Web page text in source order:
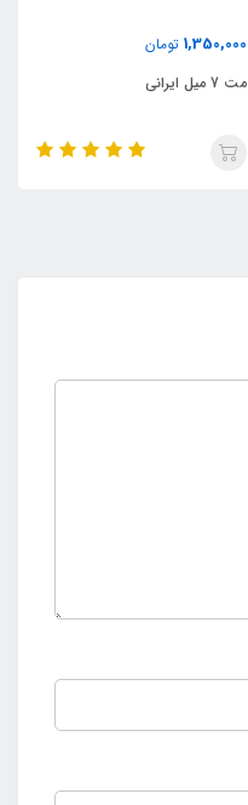
1,350,000 تومان
مت 7 میل ایرانی